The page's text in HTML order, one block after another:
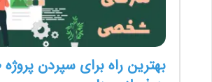
بهترین راه برای سپردن